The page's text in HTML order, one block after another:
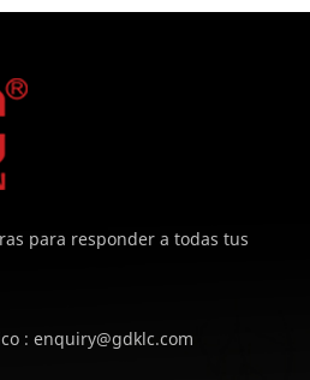
para responder a todas tus
: enquiry@gdklc.com